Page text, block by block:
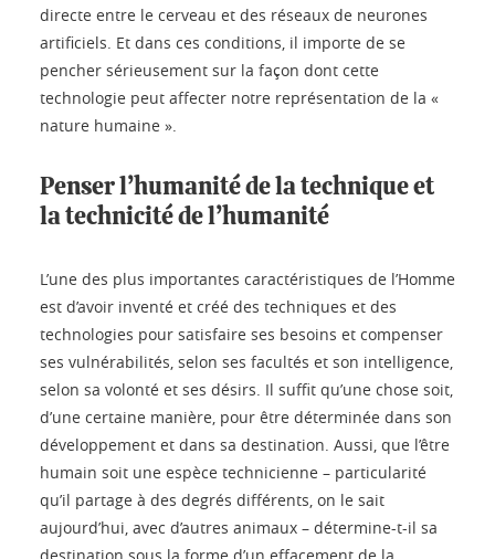
directe entre le cerveau et des réseaux de neurones
artificiels. Et dans ces conditions, il importe de se
pencher sérieusement sur la façon dont cette
technologie peut affecter notre représentation de la «
nature humaine ».
Penser l’humanité de la technique et
la technicité de l’humanité
L’une des plus importantes caractéristiques de l’Homme
est d’avoir inventé et créé des techniques et des
technologies pour satisfaire ses besoins et compenser
ses vulnérabilités, selon ses facultés et son intelligence,
selon sa volonté et ses désirs. Il suffit qu’une chose soit,
d’une certaine manière, pour être déterminée dans son
développement et dans sa destination. Aussi, que l’être
humain soit une espèce technicienne – particularité
qu’il partage à des degrés différents, on le sait
aujourd’hui, avec d’autres animaux – détermine-t-il sa